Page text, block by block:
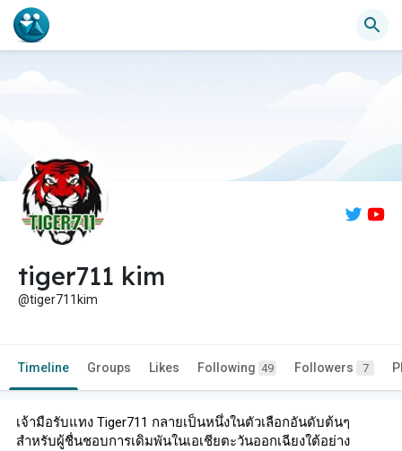
tiger711 kim
@tiger711kim
Timeline Groups Likes Following 49 Followers 7
เจ้ามือรับแทง Tiger711 กลายเป็นหนึ่งในตัวเลือกอันดับต้นๆ
สำหรับผู้ชื่นชอบการเดิมพันในเอเชียตะวันออกเฉียงใต้อย่าง